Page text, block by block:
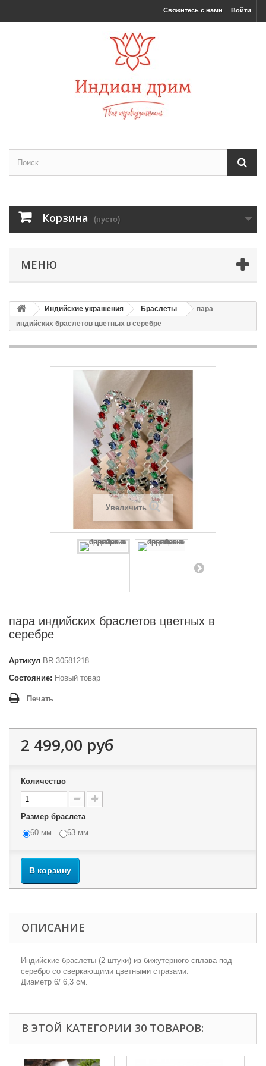
Войти
Свяжитесь с нами
Корзина (пусто)
МЕНЮ
Индийские украшения Браслеты
пара
индийских браслетов цветных в серебре
Увеличить
пара индийских браслетов цветных в
серебре
Артикул BR-30581218
Состояние: Новый товар
Печать
2 499,00 руб
Количество
Размер браслета
60 мм
63 мм
В корзину
ОПИСАНИЕ
Индийские браслеты (2 штуки) из бижутерного сплава под
серебро со сверкающими цветными стразами.
Диаметр 6/ 6,3 см.
В ЭТОЙ КАТЕГОРИИ 30 ТОВАРОВ: